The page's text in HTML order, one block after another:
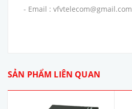
- Email : vfvtelecom@gmail.com
SẢN PHẨM LIÊN QUAN